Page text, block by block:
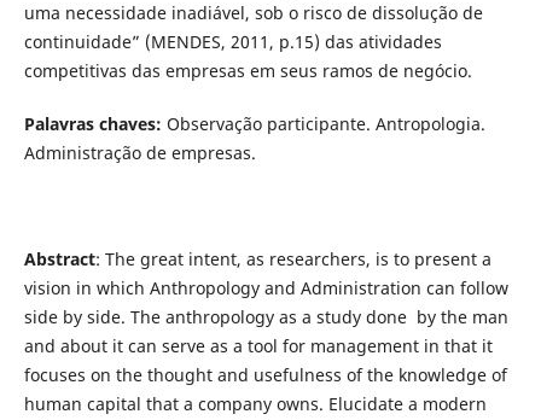
uma necessidade inadiável, sob o risco de dissolução de
continuidade” (MENDES, 2011, p.15) das atividades
competitivas das empresas em seus ramos de negócio.
Palavras chaves: Observação participante. Antropologia.
Administração de empresas.
Abstract: The great intent, as researchers, is to present a
vision in which Anthropology and Administration can follow
side by side. The anthropology as a study done by the man
and about it can serve as a tool for management in that it
focuses on the thought and usefulness of the knowledge of
human capital that a company owns. Elucidate a modern